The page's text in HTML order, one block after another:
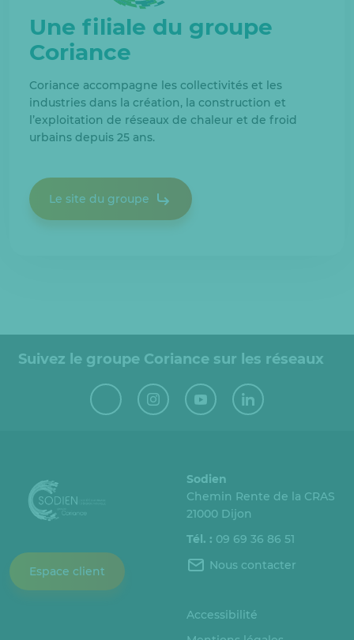
Une filiale du groupe
Coriance
Coriance accompagne les collectivités et les
industries dans la création, la construction et
l’exploitation de réseaux de chaleur et de froid
urbains depuis 25 ans.
Le site du groupe
Suivez le groupe Coriance sur les réseaux
Espace client
Sodien
Chemin Rente de la CRAS
21000 Dijon
Tél. : 09 69 36 86 51
Nous contacter
Accessibilité